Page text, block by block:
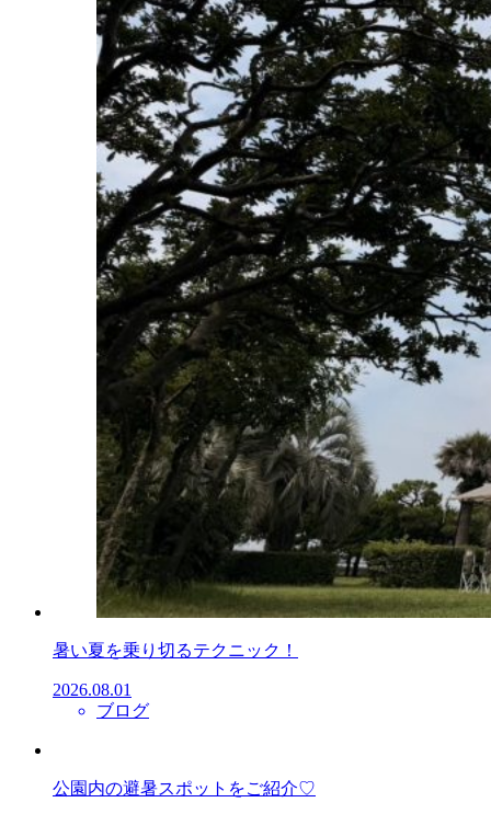
暑い夏を乗り切るテクニック！
2026.08.01
ブログ
公園内の避暑スポットをご紹介♡